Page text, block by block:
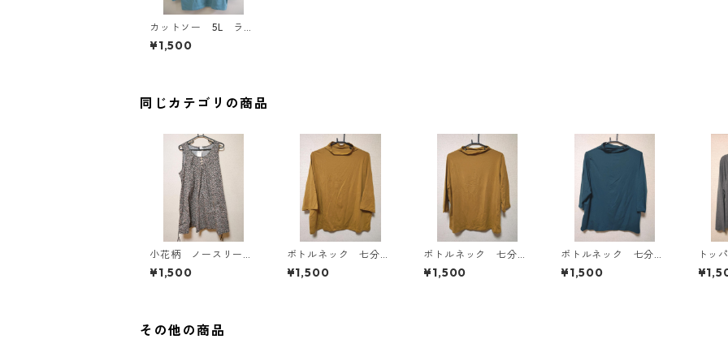
カットソー 5L ライ
ム IY-4289
¥1,500
同じカテゴリの商品
小花柄 ノースリーブ
ワンピース ４Ｌ ブ
ラック KAE-4819
¥1,500
ボトルネック 七分袖
カットソー ４Ｌ マ
スタード KAE-4818
¥1,500
ボトルネック 七分袖
カットソー ４Ｌ マ
スタード KAE-4816
¥1,500
ボトルネック 七分袖
カットソー ４Ｌ テ
ィールグリーン KAE
¥1,500
トッ
ン
AE-
その他の商品